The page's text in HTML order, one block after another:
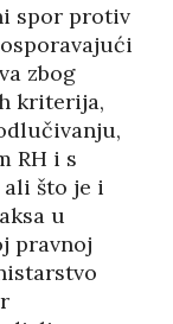
spor protiv
zbog
kriterija,
RH i s
što je i
u
pravnoj